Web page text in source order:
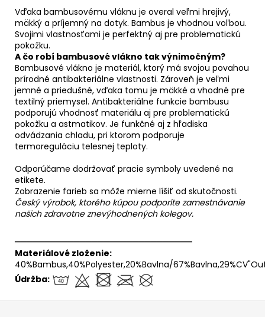
Vďaka bambusovému vláknu je overal veľmi hrejivý,
mäkký a príjemný na dotyk. Bambus je vhodnou voľbou.
Svojimi vlastnosťami je perfektný aj pre problematickú
pokožku.
A čo robí bambusové vlákno tak výnimočným?
Bambusové vlákno je materiál, ktorý má svojou povahou
prírodné antibakteriálne vlastnosti. Zároveň je veľmi
jemné a priedušné, vďaka tomu je mäkké a vhodné pre
textilný priemysel. Antibakteriálne funkcie bambusu
podporujú vhodnosť materiálu aj pre problematickú
pokožku a astmatikov. Je funkčné aj z hľadiska
odvádzania chladu, pri ktorom podporuje
termoreguláciu telesnej teploty.
Odporúčame dodržovať pracie symboly uvedené na
etikete.
Zobrazenie farieb sa môže mierne líšiť od skutočnosti.
Český výrobok, ktorého kúpou podporíte zamestnávanie
našich zdravotne znevýhodnených kolegov.
══════════════════════════════
Materiálové zloženie:
40%Bambus,40%Polyester,20%Bavlna/
Údržba: